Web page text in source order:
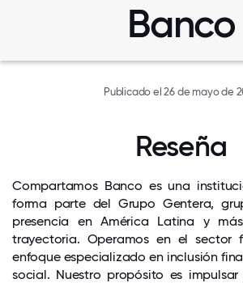
Banco
Publicado el 26 de mayo de
Reseña
Compartamos Banco es una
forma parte del Grupo Gentera,
presencia en América Latina y
trayectoria. Operamos en el sector
enfoque especializado en inclusión
social. Nuestro propósito es